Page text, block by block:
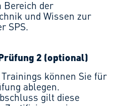
Bereich der
und Wissen zur
SPS.
2 (optional)
können Sie für
ablegen.
gilt diese